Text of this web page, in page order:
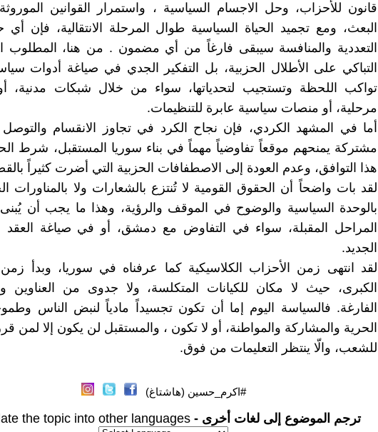
قانون للأحزاب، وحل الاجسام السياسية ، واستمرار القوانين
البعث، ومع تجميد الحياة السياسية طوال المرحلة الانتقالية، فإن
التعددية والمنافسة سيبقى فارغاً من أي مضمون . من هنا، المطلوب
التباكي على الأطلال الحزبية، بل التفكير الجدي في صياغة أدوات
تواكب اللحظة وتستجيب لتحدياتها، سواء من خلال شبكات مدنية، أو
مرحلية، أو منصات سياسية عابرة للتنظيمات.
أما في المشهد الكردي، فإن نجاح الكرد في تجاوز الانقسام
مشتركة يمنحهم موقعاً تفاوضياً مهماً في بناء سوريا المستقبل، شرط
هذا التوافق، وعدم العودة إلى الاصطفافات الحزبية التي أضرت كثيراً
لقد بات واضحاً أن الحقوق القومية لا تُنتزع بالشعارات ولا بالمناورات
بالوحدة السياسية والوضوح في الموقف والرؤية، وهذا ما يجب أن
المراحل المقبلة، سواء في التفاوض مع دمشق، أو في صياغة العقد
الجديد.
لقد انتهى زمن الأحزاب الكلاسيكية كما عرفناه في سوريا، وبدأ زمن
الكبرى، حيث لا مكان للكيانات المتكلسة، ولا جدوى من العناوين
الفارغة. فالسياسة اليوم إما أن تكون تجسيداً مادياً لنبض الناس
الحرية والمشاركة والمواطنة، أو لا تكون ، والمستقبل لن يكون إلا لمن
للشعب، والّا ينتظر التعليمات من فوق.
#اكرم_حسين (هاشتاغ)
ترجم الموضوع إلى لغات أخرى - the topic into other languages